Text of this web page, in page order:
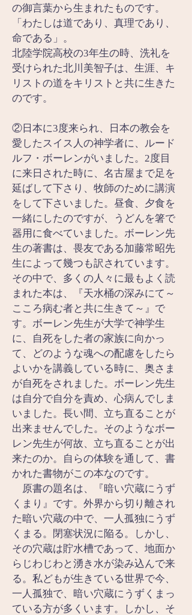
の御言葉から生まれたものです。
「わたしは道であり、真理であり、
命である」。
北陸学院高校の3年生の時、洗礼を
受けられた北川美智子は、生涯、キ
リストの道をキリストと共に生きた
のです。
②日本に3度来られ、日本の教会を
愛したスイス人の神学者に、ルード
ルフ・ボーレンがいました。2度目
に来日された時に、名古屋まで足を
延ばして下さり、牧師のために講演
をして下さいました。昼食、夕食を
一緒にしたのですが、うどんを箸で
器用に食べていました。ボーレン先
生の著書は、畏友である加藤常昭先
生によって幾つも訳されています。
その中で、多くの人々に最もよく読
まれた本は、『天水桶の深みにて～
こころ病む者と共に生きて～』で
す。ボーレン先生が大学で神学生
に、自死をした者の家族に向かっ
て、どのような魂への配慮をしたら
よいかを講義している時に、奥さま
が自死をされました。ボーレン先生
は自分で自分を責め、心病んでしま
いました。長い間、立ち直ることが
出来ませんでした。そのようなボー
レン先生が何故、立ち直ることが出
来たのか。自らの体験を通して、書
かれた書物がこの本なのです。
原書の題名は、『暗い穴蔵にうず
くまり』です。外界から切り離され
た暗い穴蔵の中で、一人孤独にうず
くまる。閉塞状況に陥る。しかし、
その穴蔵は貯水槽であって、地面か
らじわじわと湧き水が染み込んで来
る。私どもが生きている世界で今、
一人孤独で、暗い穴蔵にうずくまっ
ている方が多くいます。しかし、そ